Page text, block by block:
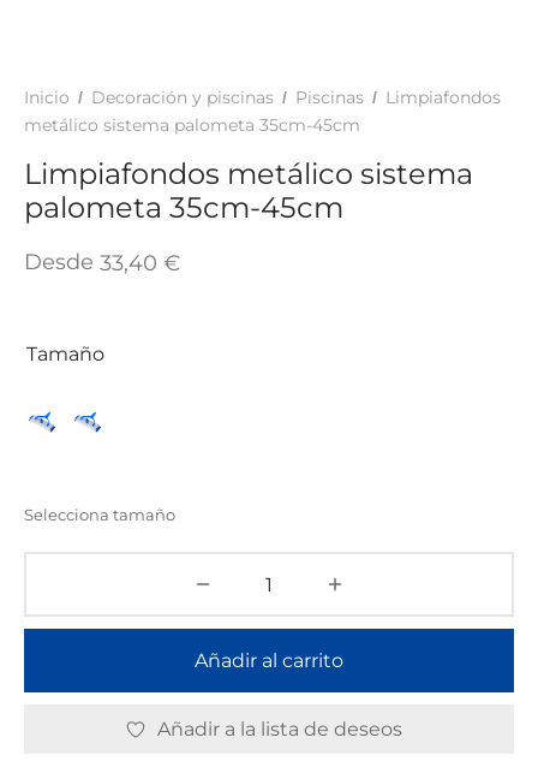
Inicio / Decoración y piscinas / Piscinas / Limpiafondos
metálico sistema palometa 35cm-45cm
Limpiafondos metálico sistema
palometa 35cm-45cm
Desde 33,40 €
Tamaño
Selecciona tamaño
Añadir al carrito
Añadir a la lista de deseos
TINTES Y MANUALIDADES